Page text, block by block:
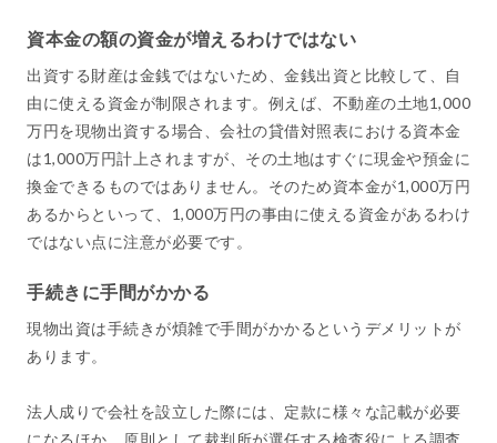
資本金の額の資金が増えるわけではない
出資する財産は金銭ではないため、金銭出資と比較して、自
由に使える資金が制限されます。例えば、不動産の土地1,000
万円を現物出資する場合、会社の貸借対照表における資本金
は1,000万円計上されますが、その土地はすぐに現金や預金に
換金できるものではありません。そのため資本金が1,000万円
あるからといって、1,000万円の事由に使える資金があるわけ
ではない点に注意が必要です。
手続きに手間がかかる
現物出資は手続きが煩雑で手間がかかるというデメリットが
あります。
法人成りで会社を設立した際には、定款に様々な記載が必要
になるほか、原則として裁判所が選任する検査役による調査